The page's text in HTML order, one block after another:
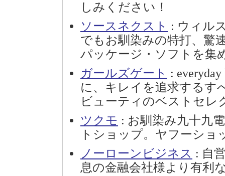
しみください！
ソースネクスト : ウィル
でもお馴染みの特打、驚
パッケージ・ソフトを集
ガールズゲート :
に、キレイを追求するす
ビューティのベストセレ
ツクモ : お馴染み九十九
トショップ。ヤフーショ
ノーローンビジネス : 自
息の金融会社様より有利